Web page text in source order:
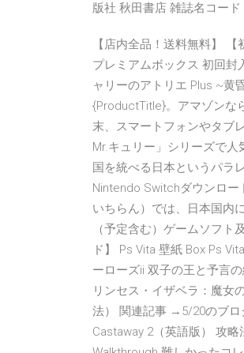
版社 秋田書店 雑誌名コー
【店内全品！送料無料】
プレミアムボックス 初回封
ャリーのアトリエ Plus ~黄
{ProductTitle}。アマゾンな
末、スマートフォンやタブ
Mr.キュリー」シリーズで
国を統べる日本というパラ
Nintendo Switchダウンロー
いちらん）では、日本国内
（予定含む）ゲームソフ
ド】 Ps Vita 壁紙 Box Ps
ーローズii 双子の王と予言
リンセス・イザベラ：魔女
法） 関連記事 →5/20のブロ
Castaway 2（英語版） 攻